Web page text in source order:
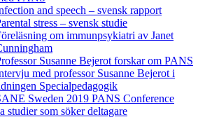
and speech – svensk rapport
stress – svensk studie
om immunpsykiatri av Janet
Susanne Bejerot forskar om PANS
med professor Susanne Bejerot i
Specialpedagogik
Sweden 2019 PANS Conference
studier som söker deltagare